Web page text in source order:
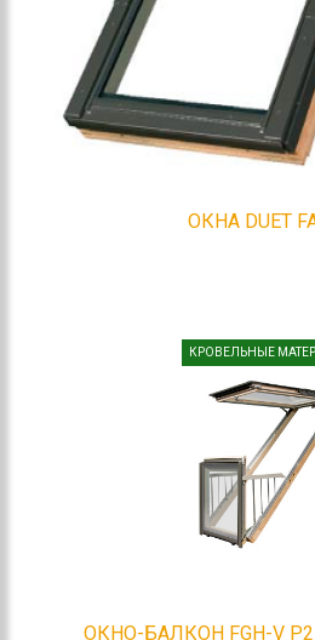
ОКНА DUET
КРОВЕЛЬНЫЕ
ОКНО-БАЛКОН FGH-V P2